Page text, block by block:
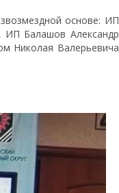
основе: ИП
Балашов Александр
Николая Валерьевича